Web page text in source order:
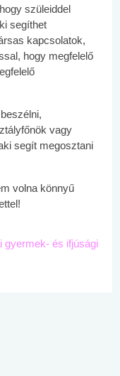
szüleiddel
segíthet
kapcsolatok,
hogy megfelelő
vagy
segít megosztani
volna könnyű
gyermek- és ifjúsági